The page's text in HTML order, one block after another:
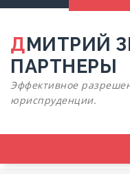
ДМИТРИЙ ЗЕМСКОВ &
ПАРТНЕРЫ
Эффективное
юриспруденции.